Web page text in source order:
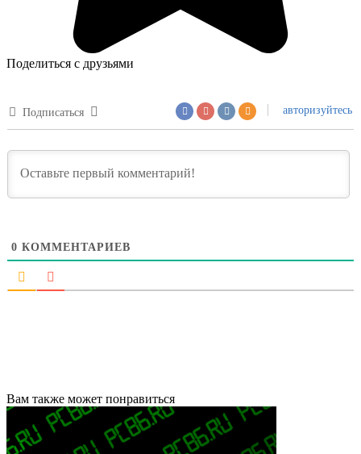
Поделиться с друзьями
Подписаться авторизуйтесь
0 КОММЕНТАРИЕВ
Вам также может понравиться